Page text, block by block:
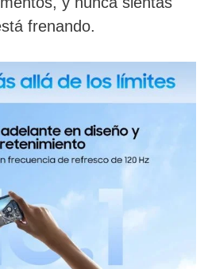
frenando.